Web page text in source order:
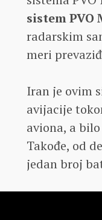
sistem PVO
radarskim
meri
Iran je ovim
avijacije
aviona, a
Takođe, od
jedan broj